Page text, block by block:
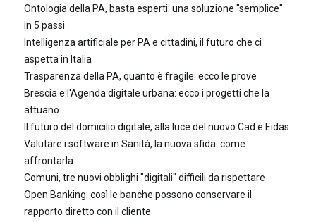
Ontologia della PA, basta esperti: una soluzione "semplice"
in 5 passi
Intelligenza artificiale per PA e cittadini, il futuro che ci
aspetta in Italia
Trasparenza della PA, quanto è fragile: ecco le prove
Brescia e l'Agenda digitale urbana: ecco i progetti che la
attuano
Il futuro del domicilio digitale, alla luce del nuovo Cad e Eidas
Valutare i software in Sanità, la nuova sfida: come
affrontarla
Comuni, tre nuovi obblighi "digitali" difficili da rispettare
Open Banking: così le banche possono conservare il
rapporto diretto con il cliente